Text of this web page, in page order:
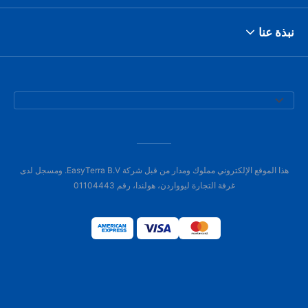
نبذة عنا
هذا الموقع الإلكتروني مملوك ومدار من قبل شركة EasyTerra B.V. ومسجل لدى
غرفة التجارة ليوواردن، هولندا، رقم 01104443